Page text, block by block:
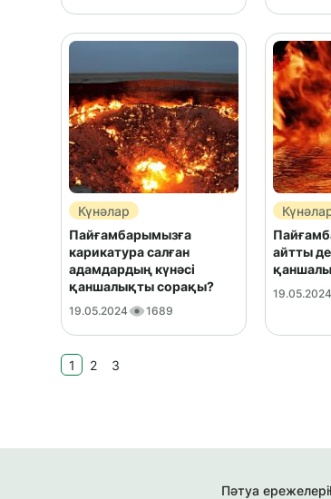
Күнәлар
Пайғамбарымызға
карикатура салған
адамдардың күнәсі
қаншалықты сорақы?
19.05.2024 1689
айтты
19.05.2024
1 2 3
Пәтуа ережелері